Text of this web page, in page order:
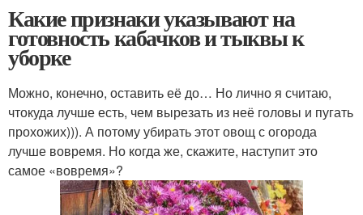
Какие признаки указывают на
готовность кабачков и тыквы к
уборке
Можно, конечно, оставить её до… Но лично я считаю,
чтокуда лучше есть, чем вырезать из неё головы и пугать
прохожих))). А потому убирать этот овощ с огорода
лучше вовремя. Но когда же, скажите, наступит это
самое «вовремя»?